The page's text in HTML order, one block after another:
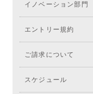
イノベーション部門
エントリー規約
ご請求について
スケジュール